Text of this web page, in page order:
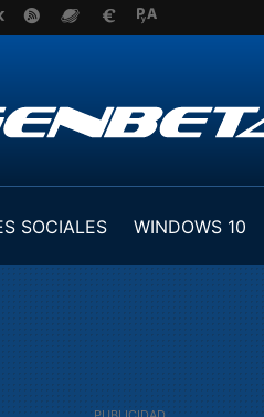
SOCIALES WINDOWS 10